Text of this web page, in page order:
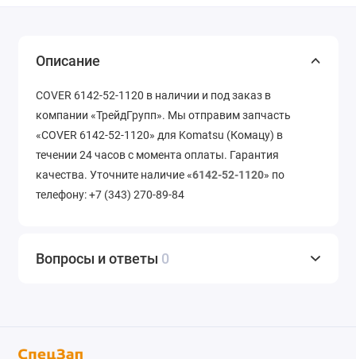
Описание
COVER 6142-52-1120 в наличии и под заказ в
компании «ТрейдГрупп». Мы отправим запчасть
«COVER 6142-52-1120» для Komatsu (Комацу) в
течении 24 часов с момента оплаты. Гарантия
качества. Уточните наличие «6142-52-1120» по
телефону: +7 (343) 270-89-84
Вопросы и ответы 0